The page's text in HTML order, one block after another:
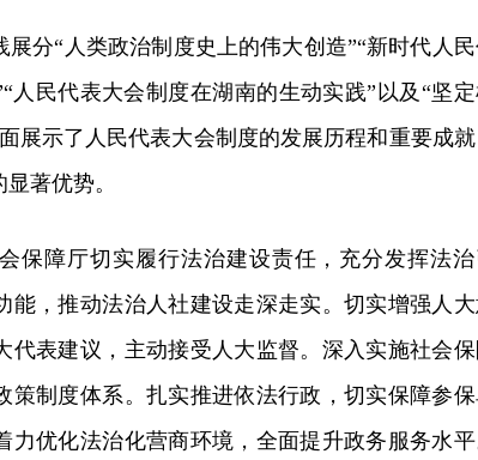
展分“人类政治制度史上的伟大创造”“新时代人
人民代表大会制度在湖南的生动实践”以及“坚
展示了人民代表大会制度的发展历程和重要成就
著优势。
保障厅切实履行法治建设责任，充分发挥法治
能，推动法治人社建设走深走实。切实增强人
代表建议，主动接受人大监督。深入实施社会
策制度体系。扎实推进依法行政，切实保障参
优化法治化营商环境，全面提升政务服务水平